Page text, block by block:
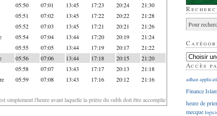
05:50
07:01 13:45 17:23 20:24
21:30
05:51
07:02 13:45 17:22 20:22
21:28
05:52
07:03 13:45 17:21 20:21
21:26
05:54 07:04 13:44 17:20 20:19
21:24
05:55
07:05 13:44 17:19 20:17
21:22
05:56 07:06 13:44 17:18 20:15
21:20
05:58
07:07 13:43 17:17 20:13
21:18
05:59 07:08 13:43 17:16 20:12 21:16
simplement l'heure avant laquelle la prière du subh doit être accomplie
Accès
adhan
Finance
heure de
mecque